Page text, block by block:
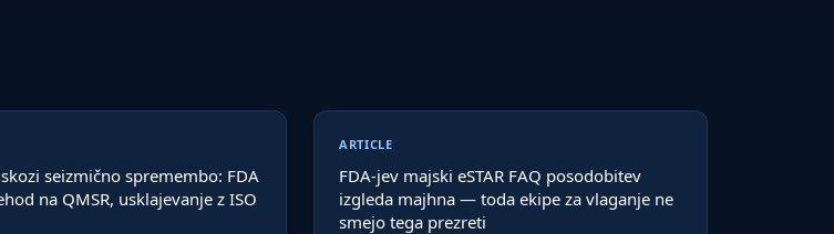
seizmično spremembo: FDA
na QMSR, usklajevanje z ISO
ARTICLE
FDA-jev majski eSTAR FAQ posodobitev
izgleda majhna — toda ekipe za vlaganje ne
smejo tega prezreti